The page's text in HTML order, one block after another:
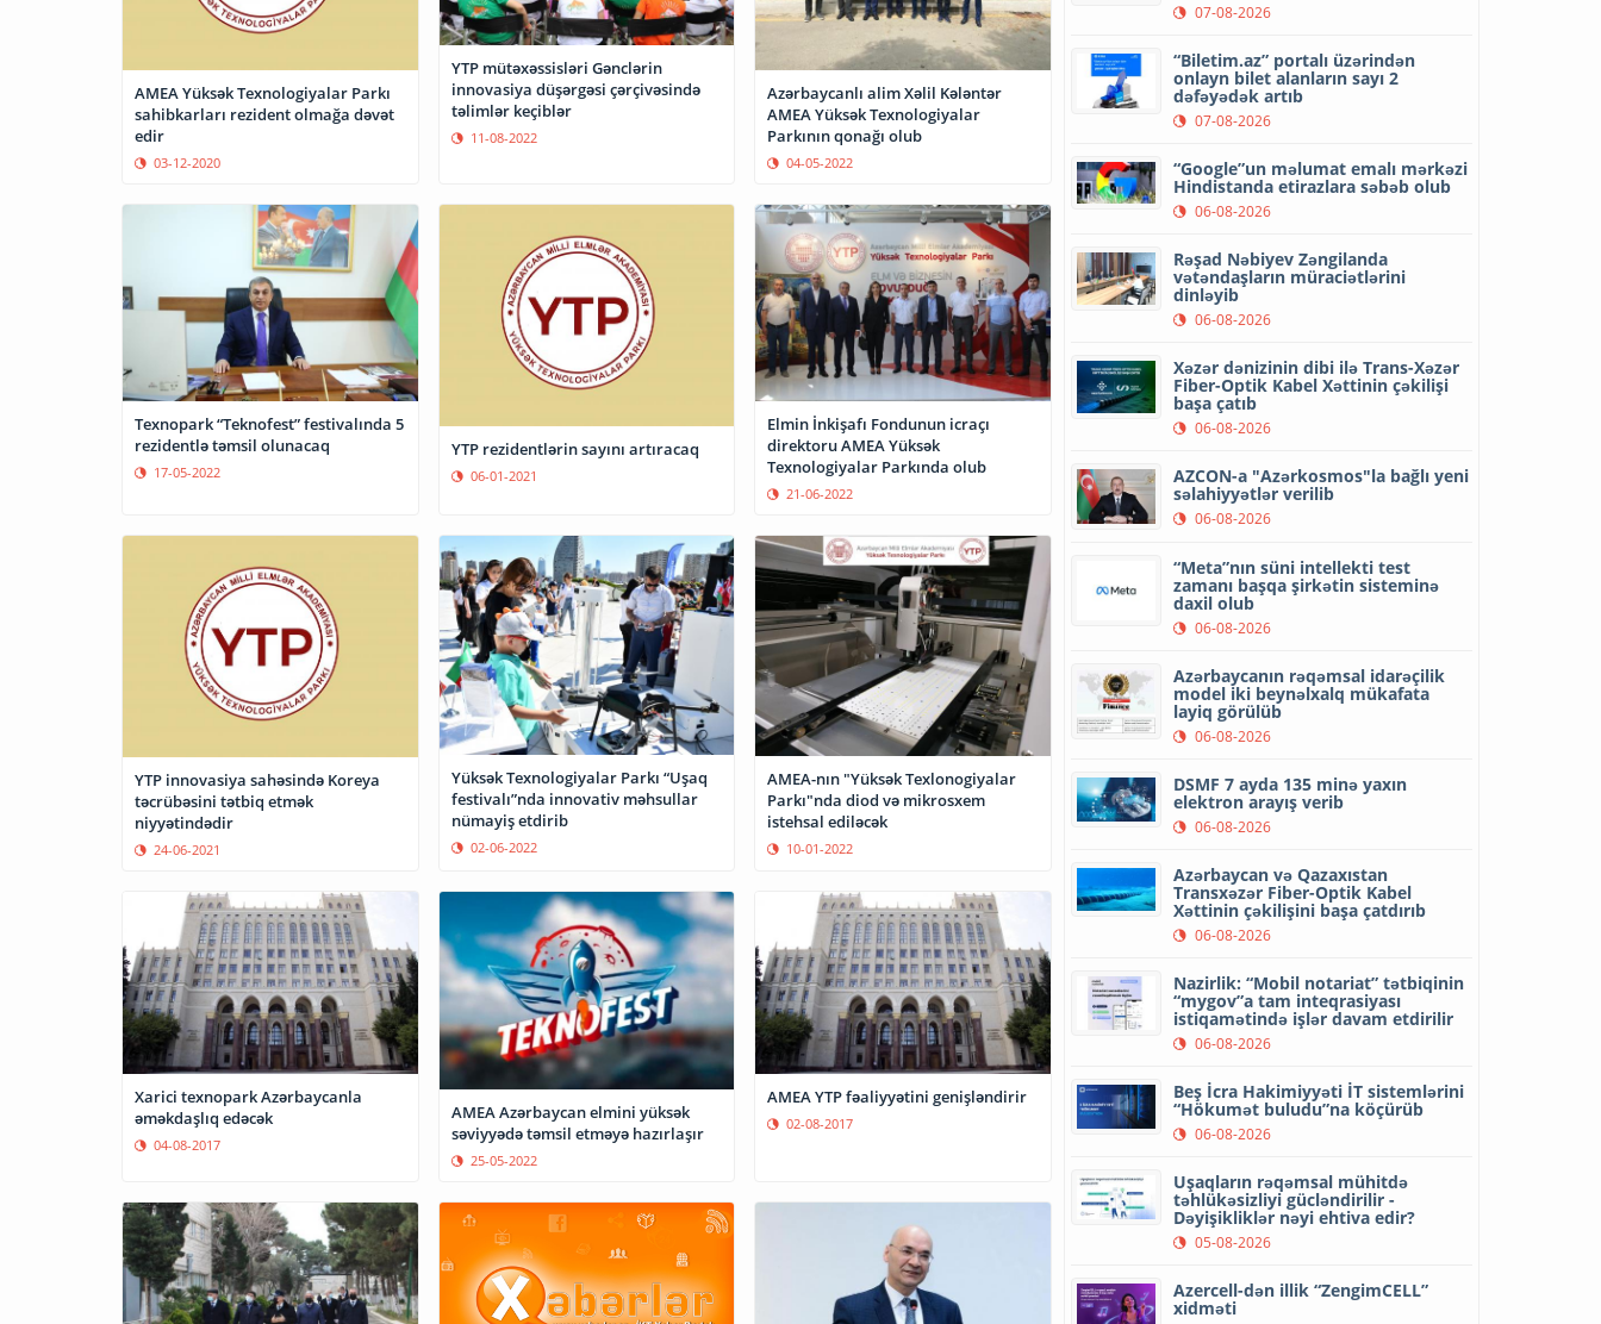
AMEA Yüksək Texnologiyalar Parkı
sahibkarları rezident olmağa dəvət
edir
03-12-2020
YTP mütəxəssisləri Gənclərin
innovasiya düşərgəsi çərçivəsində
təlimlər keçiblər
11-08-2022
Azərbaycanlı alim Xəlil Kələntər
AMEA Yüksək Texnologiyalar
Parkının qonağı olub
04-05-2022
Texnopark “Teknofest” festivalında 5
rezidentlə təmsil olunacaq
17-05-2022
YTP rezidentlərin sayını artıracaq
06-01-2021
Elmin İnkişafı Fondunun icraçı
direktoru AMEA Yüksək
Texnologiyalar Parkında olub
21-06-2022
YTP innovasiya sahəsində Koreya
təcrübəsini tətbiq etmək
niyyətindədir
24-06-2021
Yüksək Texnologiyalar Parkı “Uşaq
festivalı”nda innovativ məhsullar
nümayiş etdirib
02-06-2022
AMEA-nın "Yüksək Texlonogiyalar
Parkı"nda diod və mikrosxem
istehsal ediləcək
10-01-2022
Xarici texnopark Azərbaycanla
əməkdaşlıq edəcək
04-08-2017
AMEA Azərbaycan elmini yüksək
səviyyədə təmsil etməyə hazırlaşır
25-05-2022
AMEA YTP fəaliyyətini genişləndirir
02-08-2017
07-08-2026
“Biletim.az” portalı üzərindən
onlayn bilet alanların sayı 2
dəfəyədək artıb
07-08-2026
“Google”un məlumat emalı mərkəzi
Hindistanda etirazlara səbəb olub
06-08-2026
Rəşad Nəbiyev Zəngilanda
vətəndaşların müraciətlərini
dinləyib
06-08-2026
Xəzər dənizinin dibi ilə Trans-Xəzər
Fiber-Optik Kabel Xəttinin çəkilişi
başa çatıb
06-08-2026
AZCON-a "Azərkosmos"la bağlı yeni
səlahiyyətlər verilib
06-08-2026
“Meta”nın süni intellekti test
zamanı başqa şirkətin sisteminə
daxil olub
06-08-2026
Azərbaycanın rəqəmsal idarəçilik
model iki beynəlxalq mükafata
layiq görülüb
06-08-2026
DSMF 7 ayda 135 minə yaxın
elektron arayış verib
06-08-2026
Azərbaycan və Qazaxıstan
Transxəzər Fiber-Optik Kabel
Xəttinin çəkilişini başa çatdırıb
06-08-2026
Nazirlik: “Mobil notariat” tətbiqinin
“mygov”a tam inteqrasiyası
istiqamətində işlər davam etdirilir
06-08-2026
Beş İcra Hakimiyyəti İT sistemlərini
“Hökumət buludu”na köçürüb
06-08-2026
Uşaqların rəqəmsal mühitdə
təhlükəsizliyi gücləndirilir -
Dəyişikliklər nəyi ehtiva edir?
05-08-2026
Azercell-dən illik “ZengimCELL”
xidməti